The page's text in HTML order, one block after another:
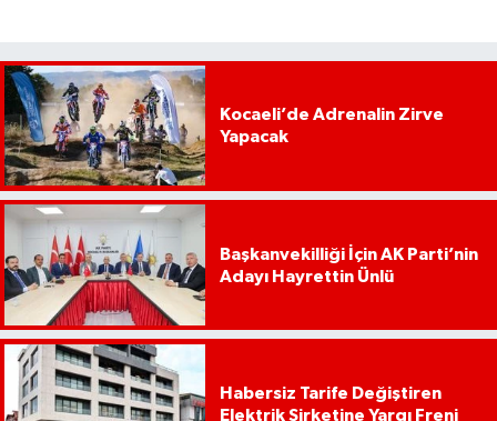
Kocaeli’de Adrenalin Zirve
Yapacak
Başkanvekilliği İçin AK Parti’nin
Adayı Hayrettin Ünlü
Habersiz Tarife Değiştiren
Elektrik Şirketine Yargı Freni